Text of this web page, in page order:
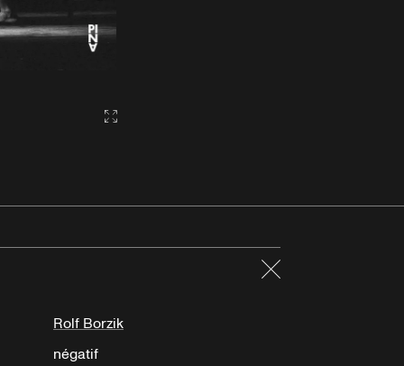
Gallery2:fullscreen
Rolf Borzik
négatif